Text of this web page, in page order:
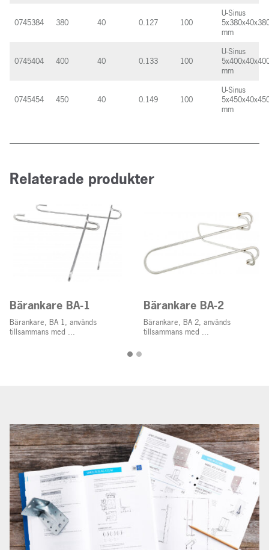
0745384 380 40 0.127 100
U-Sinus
mm
0745404 400 40 0.133 100
U-Sinus
mm
0745454 450 40 0.149 100
U-Sinus
mm
Relaterade produkter
Bärankare BA-1
Bärankare, BA 1, används
tillsammans med ...
Bärankare BA-2
Bärankare, BA 2, används
tillsammans med ...